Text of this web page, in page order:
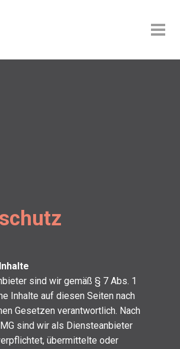
sind wir gemäß § 7 Abs. 1
Inhal­te auf die­sen Sei­ten nach
Geset­zen ver­ant­wort­lich. Nach
sind wir als Diens­te­an­bie­ter
über­mit­tel­te oder